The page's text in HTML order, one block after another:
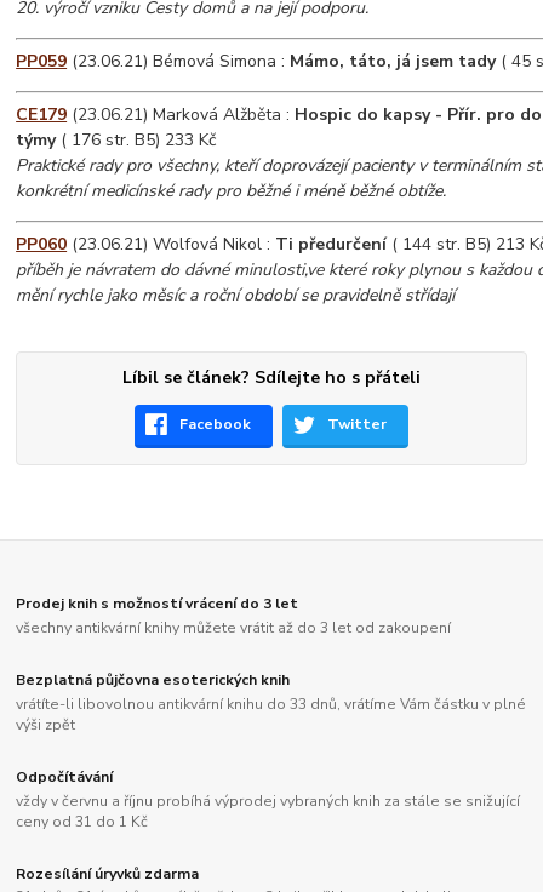
20. výročí vzniku Cesty domů a na její podporu.
PP059 (23.06.21) Bémová Simona : Mámo, táto, já jsem tady( 45
CE179 (23.06.21) Marková Alžběta : Hospic do kapsy - Přír. pro
týmy( 176 str. B5) 233 Kč
Praktické rady pro všechny, kteří doprovázejí pacienty v terminálním
konkrétní medicínské rady pro běžné i méně běžné obtíže.
PP060 (23.06.21) Wolfová Nikol : Ti předurčení( 144 str. B5) 213
příběh je návratem do dávné minulosti,ve které roky plynou s každou
mění rychle jako měsíc a roční období se pravidelně střídají
Líbil se článek? Sdílejte ho s přáteli
Facebook Twitter
Prodej knih s možností vrácení do 3 let
všechny antikvární knihy můžete vrátit až do 3 let od zakoupení
Bezplatná půjčovna esoterických knih
vrátíte-li libovolnou antikvární knihu do 33 dnů, vrátíme Vám částku v plné
výši zpět
Odpočítávání
vždy v červnu a říjnu probíhá výprodej vybraných knih za stále se snižující
ceny od 31 do 1 Kč
Rozesílání úryvků zdarma